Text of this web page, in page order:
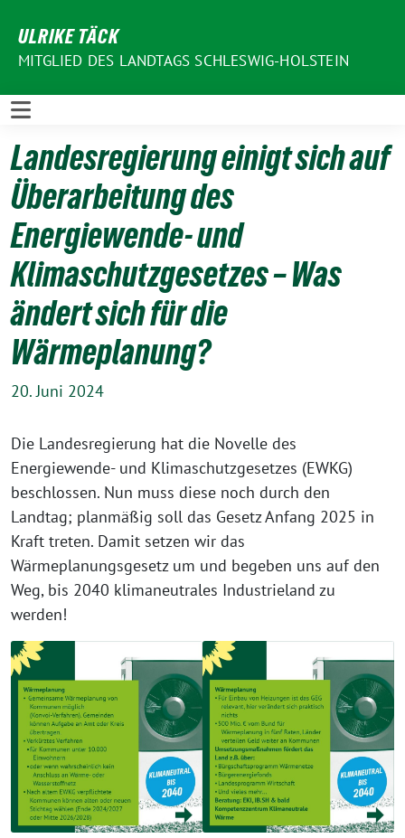
zum
Inhalt
ULRIKE TÄCK
MITGLIED DES LANDTAGS SCHLESWIG-HOLSTEIN
Landesregierung einigt sich auf
Überarbeitung des
Energiewende- und
Klimaschutzgesetzes – Was
ändert sich für die
Wärmeplanung?
20. Juni 2024
Die Landesregierung hat die Novelle des
Energiewende- und Klimaschutzgesetzes (EWKG)
beschlossen. Nun muss diese noch durch den
Landtag; planmäßig soll das Gesetz Anfang 2025 in
Kraft treten. Damit setzen wir das
Wärmeplanungsgesetz um und begeben uns auf den
Weg, bis 2040 klimaneutrales Industrieland zu
werden!